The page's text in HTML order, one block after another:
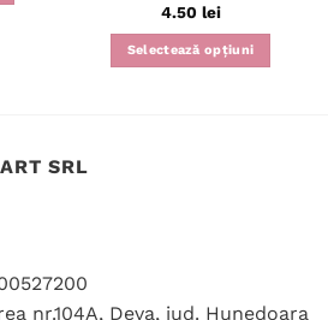
Evaluat la
5din 5
4.50 lei
Selectează opțiuni
SRL
nr.104A, Deva, jud. Hunedoara